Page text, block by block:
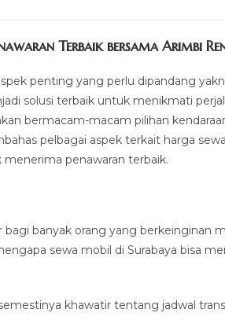
Terbaik bersama Arimbi
penting yang perlu dipandang
solusi terbaik untuk menikmati
bermacam-macam pilihan
pelbagai aspek terkait harga
penawaran terbaik.
banyak orang yang berkeinginan
sewa mobil di Surabaya bisa
khawatir tentang jadwal